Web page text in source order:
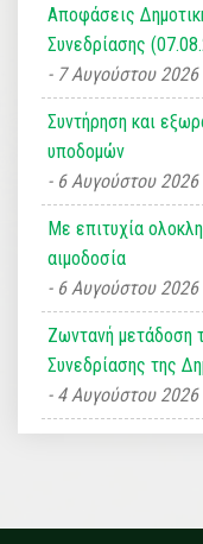
Αποφάσεις
Συνεδρίασης
7 Αυγούστου 2026
Συντήρηση και
υποδομών
6 Αυγούστου 2026
Με επιτυχία
αιμοδοσία
6 Αυγούστου 2026
Ζωντανή μετάδοση
Συνεδρίασης της
4 Αυγούστου 2026